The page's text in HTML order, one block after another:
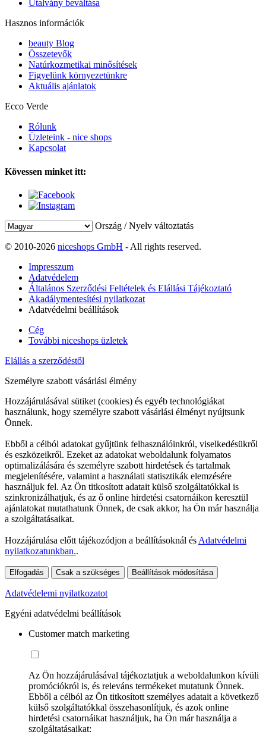
Utalvány beváltása
Hasznos információk
beauty Blog
Összetevők
Natúrkozmetikai minősítések
Figyelünk környezetünkre
Aktuális ajánlatok
Ecco Verde
Rólunk
Üzleteink - nice shops
Kapcsolat
Kövessen minket itt:
Ország / Nyelv változtatás
© 2010-2026 niceshops GmbH - All rights reserved.
Impresszum
Adatvédelem
Általános Szerződési Feltételek és Elállási Tájékoztató
Akadálymentesítési nyilatkozat
Adatvédelmi beállítások
Cég
További niceshops üzletek
Elállás a szerződéstől
Személyre szabott vásárlási élmény
Hozzájárulásával sütiket (cookies) és egyéb technológiákat
használunk, hogy személyre szabott vásárlási élményt nyújtsunk
Önnek.
Ebből a célból adatokat gyűjtünk felhasználóinkról, viselkedésükről
és eszközeikről. Ezeket az adatokat weboldalunk folyamatos
optimalizálására és személyre szabott hirdetések és tartalmak
megjelenítésére, valamint a használati statisztikák elemzésére
használjuk fel. Az Ön titkosított adatait külső szolgáltatókkal is
szinkronizálhatjuk, és az ő online hirdetési csatornáikon keresztül
ajánlatokat mutathatunk Önnek, de csak akkor, ha Ön már használja
a szolgáltatásaikat.
Hozzájárulása előtt tájékozódjon a beállításoknál és Adatvédelmi
nyilatkozatunkban..
Elfogadás Csak a szükséges Beállítások módosítása
Adatvédelemi nyilatkozatot
Egyéni adatvédelmi beállítások
Customer match marketing
Az Ön hozzájárulásával tájékoztatjuk a weboldalunkon kívüli
promóciókról is, és releváns termékeket mutatunk Önnek.
Ebből a célból az Ön titkosított személyes adatait a következő
külső szolgáltatókkal összehasonlítjuk, és azok online
hirdetési csatornáikat használjuk, ha Ön már használja a
szolgáltatásaikat: